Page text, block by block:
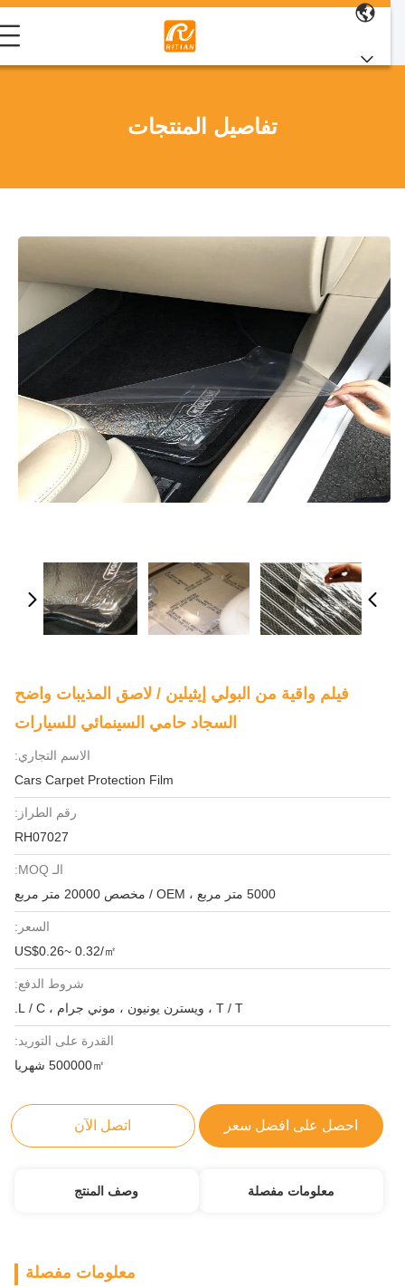
تفاصيل المنتجات
فيلم واقية من البولي إيثيلين / لاصق المذيبات واضح
السجاد حامي السينمائي للسيارات
الاسم التجاري:
Cars Carpet Protection Film
رقم الطراز:
RH07027
الـ MOQ:
5000 متر مربع ، OEM / مخصص 20000 متر مربع
السعر:
US$0.26~ 0.32/㎡
شروط الدفع:
T / T ، ويسترن يونيون ، موني جرام ، L / C.
القدرة على التوريد:
500000㎡ شهريا
احصل على افضل سعر اتصل الآن
معلومات مفصلة وصف المنتج
معلومات مفصلة